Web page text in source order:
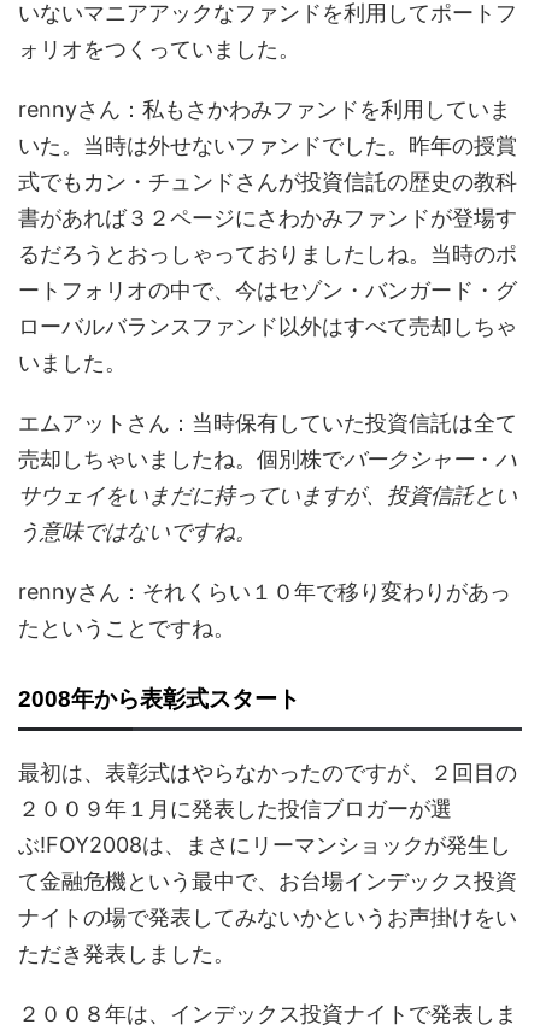
いないマニアアックなファンドを利用してポートフ
ォリオをつくっていました。
rennyさん：私もさかわみファンドを利用していま
いた。当時は外せないファンドでした。昨年の授賞
式でもカン・チュンドさんが投資信託の歴史の教科
書があれば３２ページにさわかみファンドが登場す
るだろうとおっしゃっておりましたしね。当時のポ
ートフォリオの中で、今はセゾン・バンガード・グ
ローバルバランスファンド以外はすべて売却しちゃ
いました。
エムアットさん：当時保有していた投資信託は全て
売却しちゃいましたね。個別株でバークシャー・ ハ
サウェイをいまだに持っていますが、投資信託とい
う意味ではないですね。
rennyさん：それくらい１０年で移り変わりがあっ
たということですね。
2008年から表彰式スタート
最初は、表彰式はやらなかったのですが、２回目の
２００９年１月に発表した投信ブロガーが選
ぶ!FOY2008は、まさにリーマンショックが発生し
て金融危機という最中で、お台場インデックス投資
ナイトの場で発表してみないかというお声掛けをい
ただき発表しました。
２００８年は、インデックス投資ナイトで発表しま